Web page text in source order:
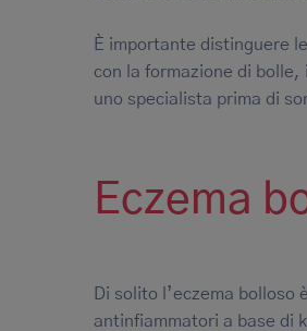
È importante distinguere
con la formazione di
uno specialista prima di
Eczema
Di solito l’eczema
antinfiammatori a base di